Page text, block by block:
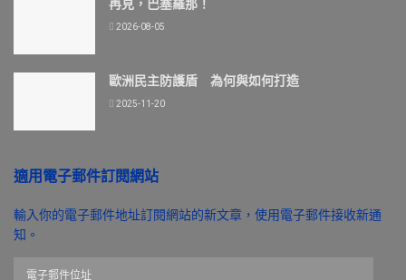
再見，巴塞羅那！
2026-08-05
歐洲民主防護盾 為何與如何打造
2025-11-20
適用電子郵件訂閱網站
輸入你的電子郵件地址訂閱網站的新文章，使用電子郵件接收新通
知。